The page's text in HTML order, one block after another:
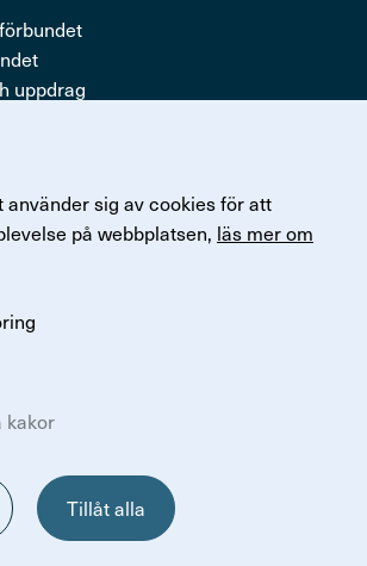
använder sig av cookies för att
på webbplatsen, läs mer om
kakor
Tillåt alla
uppdrag
kollektivavtal
för kakor